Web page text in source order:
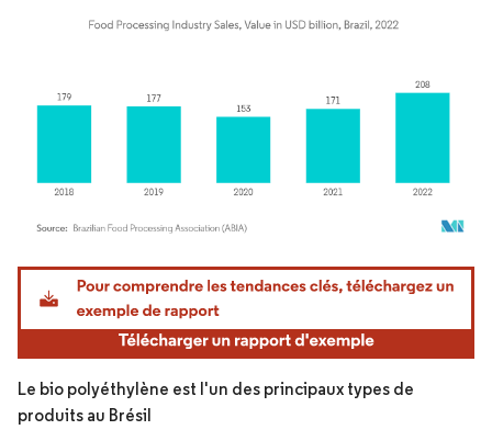
Image © Mordor Intelligence. La réutilisation nécessite une attribution sous CC BY
Le bio polyéthylène est l'un des principaux types de
produits au Brésil